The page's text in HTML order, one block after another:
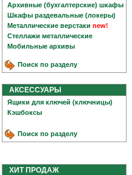
Архивные (бухгалтерские) шкафы
Шкафы раздевальные (локеры)
Металлические верстаки new!
Стеллажи металлические
Мобильные архивы
Поиск по разделу
АКСЕССУАРЫ
Ящики для ключей (ключницы)
Кэшбоксы
Поиск по разделу
ХИТ ПРОДАЖ